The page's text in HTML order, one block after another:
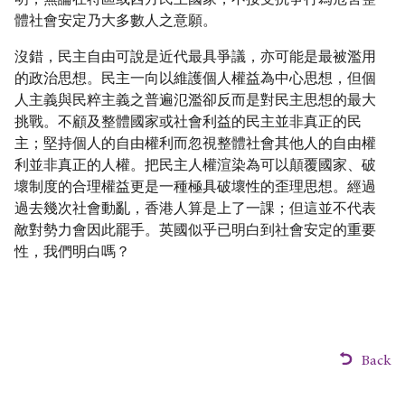
體社會安定乃大多數人之意願。
沒錯，民主自由可說是近代最具爭議，亦可能是最被濫用
的政治思想。民主一向以維護個人權益為中心思想，但個
人主義與民粹主義之普遍氾濫卻反而是對民主思想的最大
挑戰。不顧及整體國家或社會利益的民主並非真正的民
主；堅持個人的自由權利而忽視整體社會其他人的自由權
利並非真正的人權。把民主人權渲染為可以顛覆國家、破
壞制度的合理權益更是一種極具破壞性的歪理思想。經過
過去幾次社會動亂，香港人算是上了一課；但這並不代表
敵對勢力會因此罷手。英國似乎已明白到社會安定的重要
性，我們明白嗎？
Back